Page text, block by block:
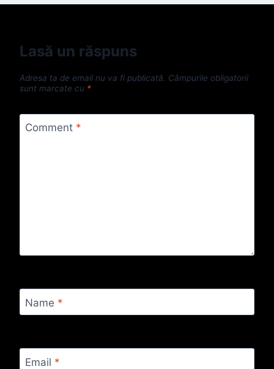
Lasă un răspuns
Adresa ta de email nu va fi publicată. Câmpurile obligatorii
sunt marcate cu *
Comment *
Name *
Email *